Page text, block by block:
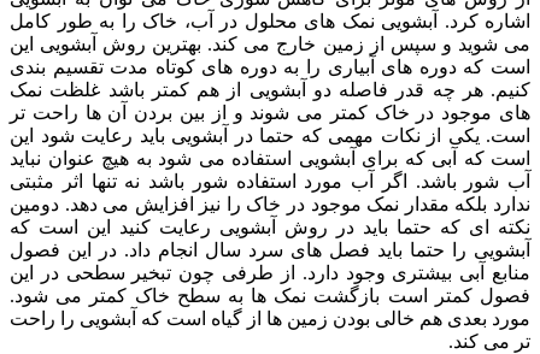
اشاره کرد. آبشویی نمک های محلول در آب، خاک را به طور کامل
می شوید و سپس از زمین خارج می کند. بهترین روش آبشویی این
است که دوره های آبیاری را به دوره های کوتاه مدت تقسیم بندی
کنیم. هر چه قدر فاصله دو آبشویی از هم کمتر باشد غلظت نمک
های موجود در خاک کمتر می شوند و از بین بردن آن ها راحت تر
است. یکی از نکات مهمی که حتما در آبشویی باید رعایت شود این
است که آبی که برای آبشویی استفاده می شود به هیچ عنوان نباید
آب شور باشد. اگر آب مورد استفاده شور باشد نه تنها اثر مثبتی
ندارد بلکه مقدار نمک موجود در خاک را نیز افزایش می دهد. دومین
نکته ای که حتما باید در روش آبشویی رعایت کنید این است که
آبشویی را حتما باید فصل های سرد سال انجام داد. در این فصول
منابع آبی بیشتری وجود دارد. از طرفی چون تبخیر سطحی در این
فصول کمتر است بازگشت نمک ها به سطح خاک کمتر می شود.
مورد بعدی هم خالی بودن زمین ها از گیاه است که آبشویی را راحت
تر می کند.